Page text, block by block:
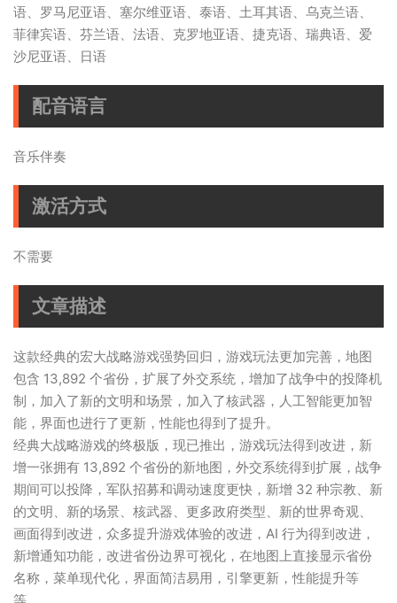
语、罗马尼亚语、塞尔维亚语、泰语、土耳其语、乌克兰语、
菲律宾语、芬兰语、法语、克罗地亚语、捷克语、瑞典语、爱
沙尼亚语、日语
配音语言
音乐伴奏
激活方式
不需要
文章描述
这款经典的宏大战略游戏强势回归，游戏玩法更加完善，地图
包含 13,892 个省份，扩展了外交系统，增加了战争中的投降机
制，加入了新的文明和场景，加入了核武器，人工智能更加智
能，界面也进行了更新，性能也得到了提升。
经典大战略游戏的终极版，现已推出，游戏玩法得到改进，新
增一张拥有 13,892 个省份的新地图，外交系统得到扩展，战争
期间可以投降，军队招募和调动速度更快，新增 32 种宗教、新
的文明、新的场景、核武器、更多政府类型、新的世界奇观、
画面得到改进，众多提升游戏体验的改进，AI 行为得到改进，
新增通知功能，改进省份边界可视化，在地图上直接显示省份
名称，菜单现代化，界面简洁易用，引擎更新，性能提升等